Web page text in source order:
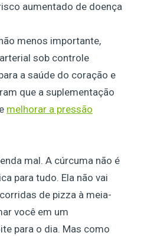
aumentado de doença
menos importante,
sob controle
a saúde do coração e
que a suplementação
melhorar a pressão
mal. A cúrcuma não é
para tudo. Ela não vai
de pizza à meia-
você em um
para o dia. Mas como